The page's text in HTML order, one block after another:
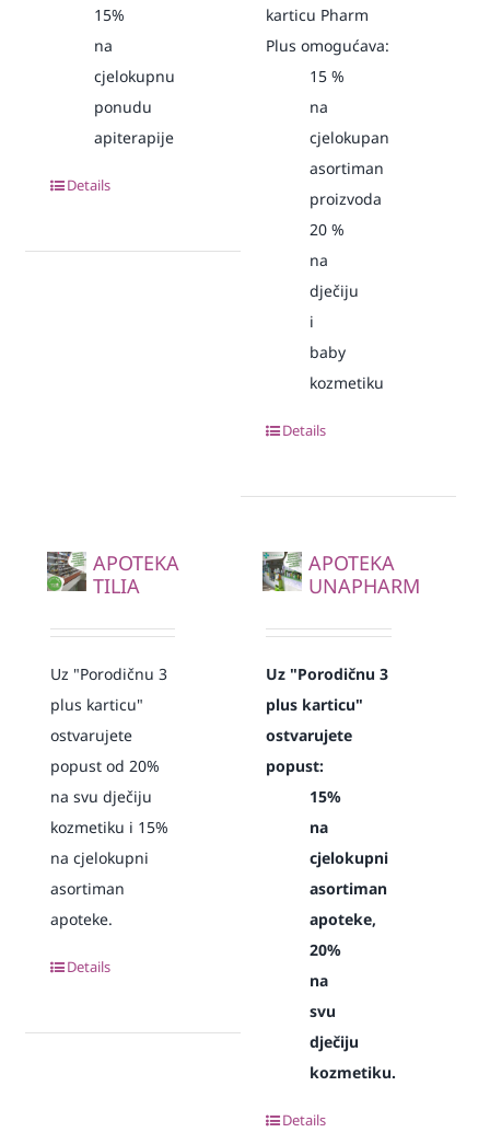
15%
na
cjelokupnu
ponudu
apiterapije
Details
karticu Pharm
Plus omogućava:
15%
na
cjelokupan
asortiman
proizvoda
20%
na
dječiju
i
baby
kozmetiku
Details
APOTEKA
TILIA
Uz "Porodičnu 3
plus karticu"
ostvarujete
popust od 20%
na svu dječiju
kozmetiku i 15%
na cjelokupni
asortiman
apoteke.
Details
APOTEKA
UNAPHARM
Uz "Porodičnu 3
plus karticu"
ostvarujete
popust:
15%
na
cjelokupni
asortiman
apoteke,
20%
na
svu
dječiju
kozmetiku.
Details